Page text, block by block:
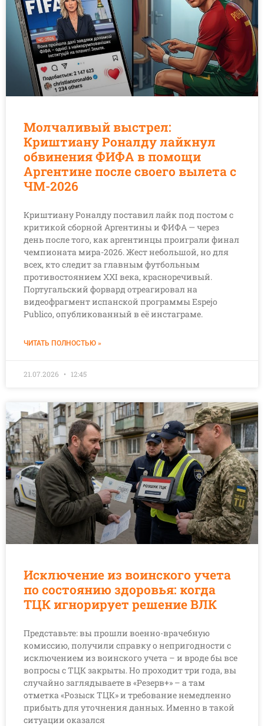
Молчаливый выстрел:
Криштиану Роналду лайкнул
обвинения ФИФА в помощи
Аргентине после своего вылета с
ЧМ-2026
Криштиану Роналду поставил лайк под постом с
критикой сборной Аргентины и ФИФА — через
день после того, как аргентинцы проиграли финал
чемпионата мира-2026. Жест небольшой, но для
всех, кто следит за главным футбольным
противостоянием XXI века, красноречивый.
Португальский форвард отреагировал на
видеофрагмент испанской программы Espejo
Publico, опубликованный в её инстаграме.
ЧИТАТЬ ПОЛНОСТЬЮ »
21.07.2026 12:45
Исключение из воинского учета
по состоянию здоровья: когда
ТЦК игнорирует решение ВЛК
Представьте: вы прошли военно-врачебную
комиссию, получили справку о непригодности с
исключением из воинского учета – и вроде бы все
вопросы с ТЦК закрыты. Но проходит три года, вы
случайно заглядываете в «Резерв+» – а там
отметка «Розыск ТЦК» и требование немедленно
прибыть для уточнения данных. Именно в такой
ситуации оказался